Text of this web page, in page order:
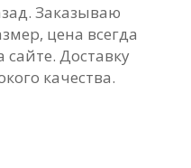
Заказываю
цена всегда
сайте. Доставку
качества.